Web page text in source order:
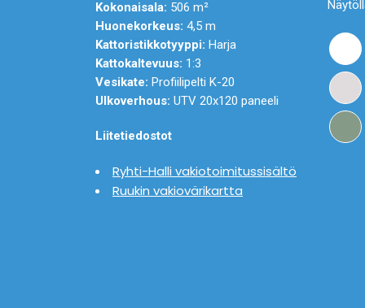
Kokonaisala: 506 m²
Huonekorkeus: 4,5 m
Kattoristikkotyyppi: Harja
Kattokaltevuus: 1:3
Vesikate: Profiilipelti K-20
Ulkoverhous: UTV 20x120 paneeli
Liitetiedostot
Ryhti-Halli vakiotoimitussisältö
Ruukin vakiovärikartta